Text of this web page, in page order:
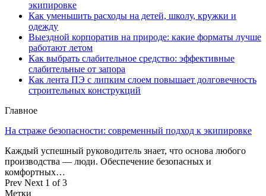
экипировке
Как уменьшить расходы на детей, школу, кружки и
одежду
Выездной корпоратив на природе: какие форматы лучше
работают летом
Как выбрать слабительное средство: эффективные
слабительные от запора
Как лента ПЭ с липким слоем повышает долговечность
строительных конструкций
Главное
На страже безопасности: современный подход к экипировке
Каждый успешный руководитель знает, что основа любого
производства — люди. Обеспечение безопасных и
комфортных…
Prev Next 1 of 3
Метки